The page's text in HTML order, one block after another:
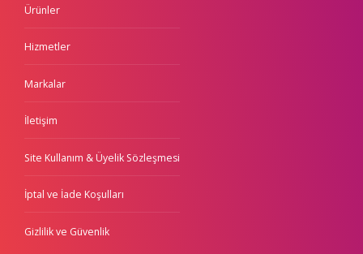
Ürünler
Hizmetler
Markalar
İletişim
Site Kullanım & Üyelik Sözleşmesi
İptal ve İade Koşulları
Gizlilik ve Güvenlik